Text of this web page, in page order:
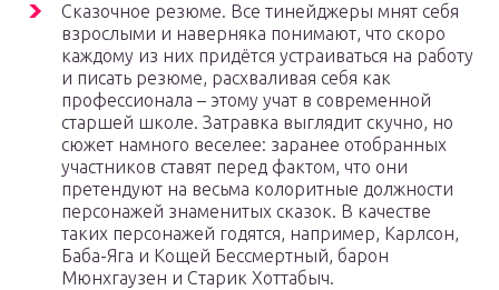
Сказочное резюме. Все тинейджеры мнят себя
взрослыми и наверняка понимают, что скоро
каждому из них придётся устраиваться на работу
и писать резюме, расхваливая себя как
профессионала – этому учат в современной
старшей школе. Затравка выглядит скучно, но
сюжет намного веселее: заранее отобранных
участников ставят перед фактом, что они
претендуют на весьма колоритные должности
персонажей знаменитых сказок. В качестве
таких персонажей годятся, например, Карлсон,
Баба-Яга и Кощей Бессмертный, барон
Мюнхгаузен и Старик Хоттабыч.